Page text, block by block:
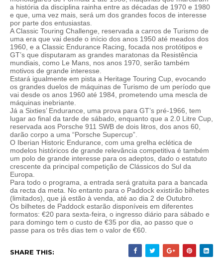
a história da disciplina rainha entre as décadas de 1970 e 1980
e que, uma vez mais, será um dos grandes focos de interesse
por parte dos entusiastas.
A Classic Touring Challenge, reservada a carros de Turismo de
uma era que vai desde o início dos anos 1950 até meados dos
1960, e a Classic Endurance Racing, focada nos protótipos e
GT’s que disputaram as grandes maratonas da Resistência
mundiais, como Le Mans, nos anos 1970, serão também
motivos de grande interesse.
Estará igualmente em pista a Heritage Touring Cup, evocando
os grandes duelos de máquinas de Turismo de um período que
vai desde os anos 1960 até 1984, prometendo uma mescla de
máquinas inebriante.
Já a Sixties’ Endurance, uma prova para GT’s pré-1966, tem
lugar ao final da tarde de sábado, enquanto que a 2.0 Litre Cup,
reservada aos Porsche 911 SWB de dois litros, dos anos 60,
darão corpo a uma “Porsche Supercup”.
O Iberian Historic Endurance, com uma grelha eclética de
modelos históricos de grande relevância competitiva é também
um polo de grande interesse para os adeptos, dado o estatuto
crescente da principal competição de Clássicos do Sul da
Europa.
Para todo o programa, a entrada será gratuita para a bancada
da recta da meta. No entanto para o Paddock existirão bilhetes
(limitados), que já estão à venda, até ao dia 2 de Outubro.
Os bilhetes de Paddock estarão disponíveis em diferentes
formatos: €20 para sexta-feira, o ingresso diário para sábado e
para domingo tem o custo de €35 por dia, ao passo que o
passe para os três dias tem o valor de €60.
SHARE THIS: